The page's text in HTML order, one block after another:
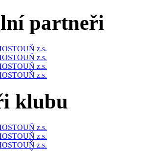
partneři
klubu